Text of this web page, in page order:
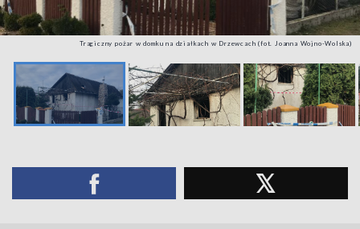
Tragiczny pożar w domku na działkach w Drzewcach (fot. Joanna Wojno-Wolska)